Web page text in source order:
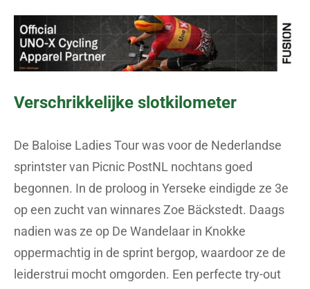
Verschrikkelijke slotkilometer
De Baloise Ladies Tour was voor de Nederlandse
sprintster van Picnic PostNL nochtans goed
begonnen. In de proloog in Yerseke eindigde ze 3e
op een zucht van winnares Zoe Bäckstedt. Daags
nadien was ze op De Wandelaar in Knokke
oppermachtig in de sprint bergop, waardoor ze de
leiderstrui mocht omgorden. Een perfecte try-out